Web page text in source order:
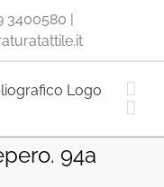
3400580 |
94a